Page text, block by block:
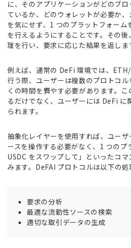
に、そのアプリケーションがどのブ
ているか、どのウォレットが必要か
を気にせず、1 つのプラットフォーム
を行えるようにすることです。その
理を行い、要求に応じた結果を返しま
例えば、通常の DeFi 環境では、
行う際、ユーザーは複数のプロトコ
くの時間を費やす必要があります。
るだけでなく、ユーザーには DeFi に
られます。
抽象化レイヤーを使用すれば、ユー
ースを操作する必要がなく、1 つの
USDC をスワップして」といったコ
みます。DeFAI プロトコルは以下の処
要求の分析
最適な流動性ソースの検索
適切な取引データの生成